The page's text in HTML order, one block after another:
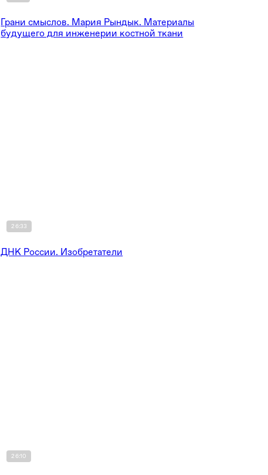
Грани смыслов. Мария Рындык. Материалы
будущего для инженерии костной ткани
26:33
ДНК России. Изобретатели
26:10